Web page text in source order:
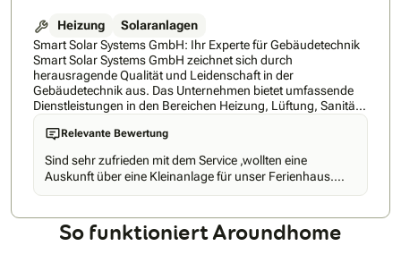
Heizung
Solaranlagen
Smart Solar Systems GmbH: Ihr Experte für Gebäudetechnik
Smart Solar Systems GmbH zeichnet sich durch
herausragende Qualität und Leidenschaft in der
Gebäudetechnik aus. Das Unternehmen bietet umfassende
Dienstleistungen in den Bereichen Heizung, Lüftung, Sanitär,
Kälte und Planung an. Mit dem Ziel, die Umstellung auf
erneuerbare Energien zu unterstützen, trägt Smart Solar
Systems GmbH maßgeblich zur Erreichung der
schweizerischen Energieziele bei. Kundenorientierung, beste
Preis-Leistungs-Verhältnisse und eine strukturierte
Arbeitsweise machen Smart Solar Systems GmbH zu einem
Innovationen im Gebäudebereich.
Relevante Bewertung
Sind sehr zufrieden mit dem Service ,wollten eine
Auskunft über eine Kleinanlage für unser Ferienhaus.
Werden uns melden, wenn es um unsere Heizung in
So funktioniert Aroundhome